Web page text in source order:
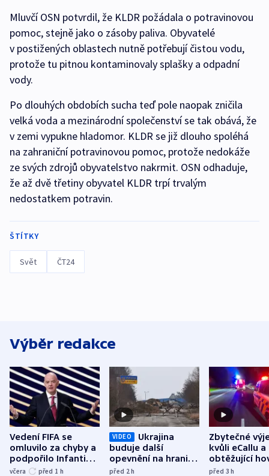
Mluvčí OSN potvrdil, že KLDR požádala o potravinovou
pomoc, stejně jako o zásoby paliva. Obyvatelé
v postižených oblastech nutně potřebují čistou vodu,
protože tu pitnou kontaminovaly splašky a odpadní
vody.
Po dlouhých obdobích sucha teď pole naopak zničila
velká voda a mezinárodní společenství se tak obává, že
v zemi vypukne hladomor. KLDR se již dlouho spoléhá
na zahraniční potravinovou pomoc, protože nedokáže
ze svých zdrojů obyvatelstvo nakrmit. OSN odhaduje,
že až dvě třetiny obyvatel KLDR trpí trvalým
nedostatkem potravin.
ŠTÍTKY
Svět ČT24
Výběr redakce
Vedení FIFA se
omluvilo za chyby a
podpořilo Infantina.
UEFA trvá na
včera před 1 h
VIDEO
Ukrajina
buduje další
opevnění na hranici
s Běloruskem
před 2h
Zbytečné
kvůli eCallu a
obtěžující
zdržují
před 3h